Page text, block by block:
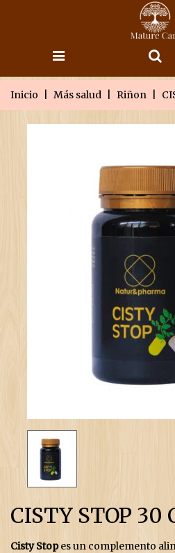
Inicio Más salud Riñon
CISTY STOP 30
Cisty Stopes un complemento